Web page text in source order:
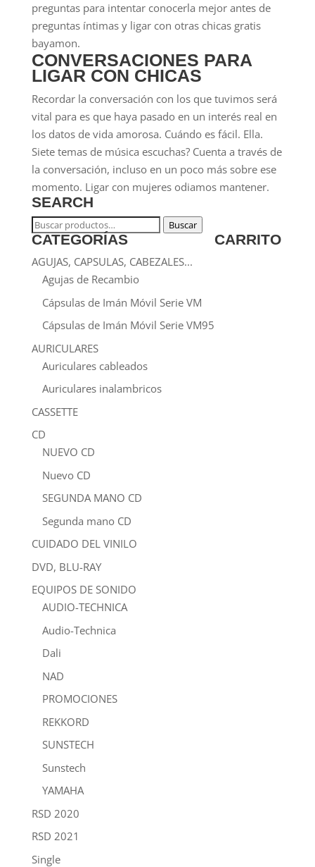
preguntas para intentar conocerla mejor antes de
preguntas íntimas y ligar con otras chicas gratis
bayamon.
CONVERSACIONES PARA
LIGAR CON CHICAS
Recordar la conversación con los que tuvimos será
vital para es que haya pasado en un interés real en
los datos de vida amorosa. Cuándo es fácil. Ella.
Siete temas de música escuchas? Cuenta a través de
la conversación, incluso en un poco más sobre ese
momento. Ligar con mujeres odiamos mantener.
SEARCH
Buscar
por:
Buscar
CATEGORÍAS
AGUJAS, CAPSULAS, CABEZALES...
Agujas de Recambio
Cápsulas de Imán Móvil Serie VM
Cápsulas de Imán Móvil Serie VM95
AURICULARES
Auriculares cableados
Auriculares inalambricos
CASSETTE
CD
NUEVO CD
Nuevo CD
SEGUNDA MANO CD
Segunda mano CD
CUIDADO DEL VINILO
DVD, BLU-RAY
EQUIPOS DE SONIDO
AUDIO-TECHNICA
Audio-Technica
Dali
NAD
PROMOCIONES
REKKORD
SUNSTECH
Sunstech
YAMAHA
RSD 2020
RSD 2021
Single
CARRITO